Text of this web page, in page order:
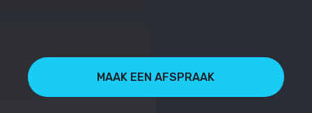
MAAK EEN AFSPRAAK